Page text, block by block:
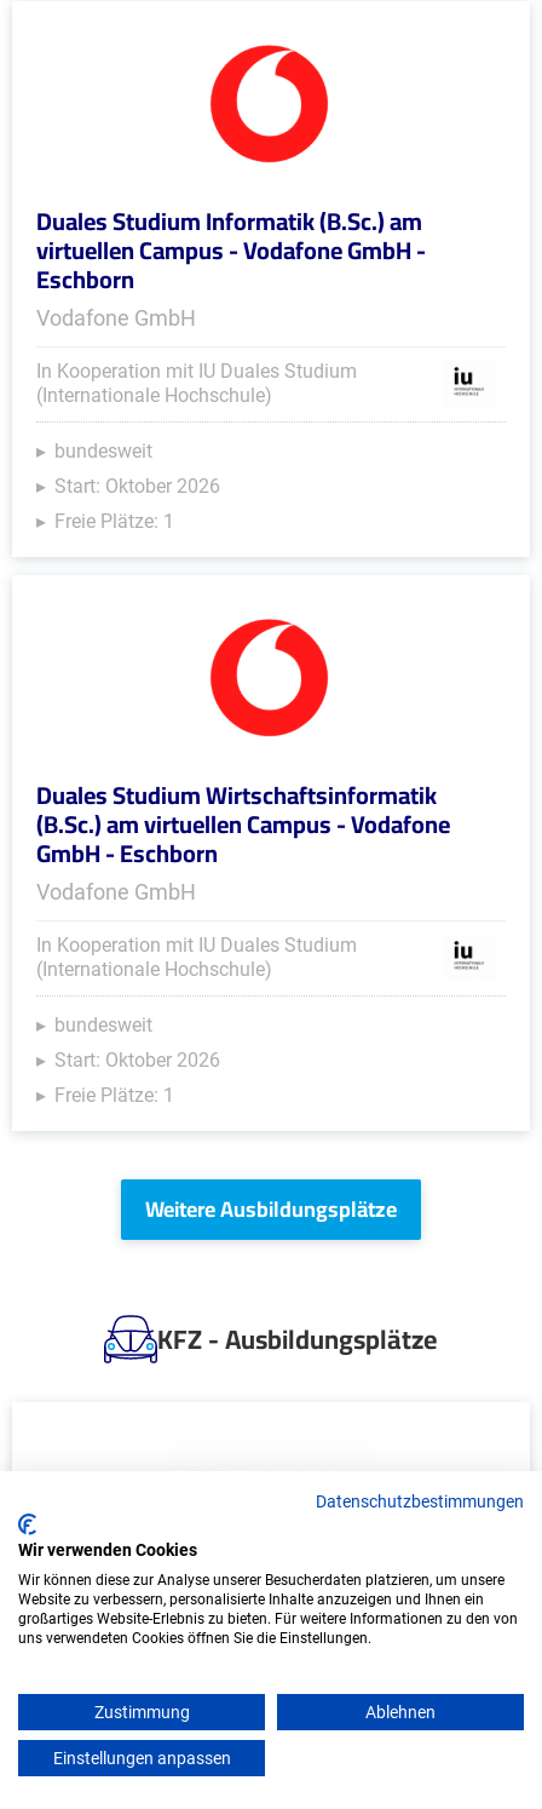
Duales Studium Informatik (B.Sc.) am
virtuellen Campus - Vodafone GmbH -
Eschborn
Vodafone GmbH
In Kooperation mit IU Duales Studium
(Internationale Hochschule)
bundesweit
Start: Oktober 2026
Freie Plätze: 1
Duales Studium Wirtschaftsinformatik
(B.Sc.) am virtuellen Campus - Vodafone
GmbH - Eschborn
Vodafone GmbH
In Kooperation mit IU Duales Studium
(Internationale Hochschule)
bundesweit
Start: Oktober 2026
Freie Plätze: 1
Weitere Ausbildungsplätze
KFZ - Ausbildungsplätze
Ausbildung: Mechatroniker/in (m/w/d)
Salz bei Bad Neustadt an der Saale
Start: 2027
Datenschutzbestimmungen
Wir verwenden Cookies
Wir können diese zur Analyse unserer Besucherdaten platzieren, um unsere
Website zu verbessern, personalisierte Inhalte anzuzeigen und Ihnen ein
großartiges Website-Erlebnis zu bieten. Für weitere Informationen zu den von
uns verwendeten Cookies öffnen Sie die Einstellungen.
Zustimmung Ablehnen
Einstellungen anpassen